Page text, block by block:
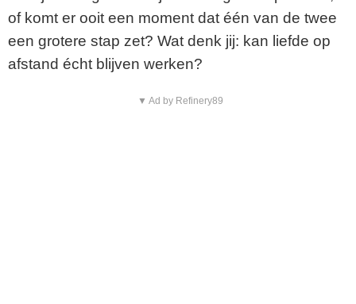
of komt er ooit een moment dat één van de twee
een grotere stap zet? Wat denk jij: kan liefde op
afstand écht blijven werken?
▼ Ad by Refinery89